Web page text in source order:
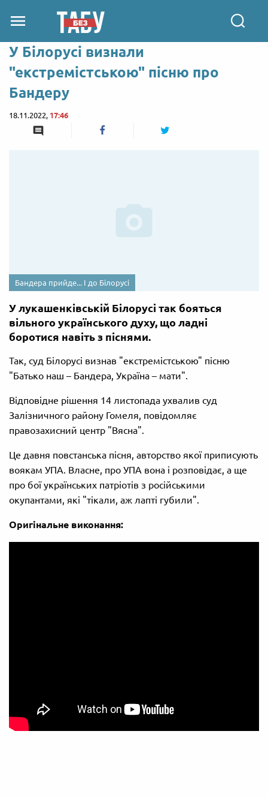
У Білорусі визнали
"екстремістською" пісню про
Бандеру
18.11.2022, 17:46
Бандера прийде... І до Білорусі
У лукашенківській Білорусі так бояться
вільного українського духу, що ладні
боротися навіть з піснями.
Так, суд Білорусі визнав "екстремістською" пісню
"Батько наш – Бандера, Україна – мати".
Відповідне рішення 14 листопада ухвалив суд
Залізничного району Гомеля, повідомляє
правозахисний центр "Вясна".
Це давня повстанська пісня, авторство якої приписують
воякам УПА. Власне, про УПА вона і розповідає, а ще
про бої українських патріотів з російськими
окупантами, які "тікали, аж лапті губили".
Оригінальне виконання: